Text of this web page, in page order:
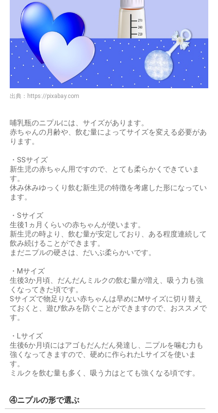
出典： https://pixabay.com
哺乳瓶のニプルには、サイズがあります。
赤ちゃんの月齢や、飲む量によってサイズを変える必要があ
ります。
・SSサイズ
新生児の赤ちゃん用ですので、とても柔らかくできていま
す。
休み休みゆっくり飲む新生児の特徴を考慮した形になってい
ます。
・Sサイズ
生後1ヵ月くらいの赤ちゃんが使います。
新生児の時より、飲む量が安定しており、ある程度連続して
飲み続けることができます。
まだニプルの硬さは、だいぶ柔らかいです。
・Mサイズ
生後3か月頃、だんだんミルクの飲む量が増え、吸う力も強
くなってきた頃です。
Sサイズで物足りない赤ちゃんは早めにMサイズに切り替え
ておくと、遊び飲みを防ぐことができますので、おススメで
す。
・Lサイズ
生後6か月頃にはアゴもだんだん発達し、二プルを噛む力も
強くなってきますので、硬めに作られたLサイズを使いま
す。
ミルクを飲む量も多く、吸う力はとても強くなる頃です。
④ニプルの形で選ぶ